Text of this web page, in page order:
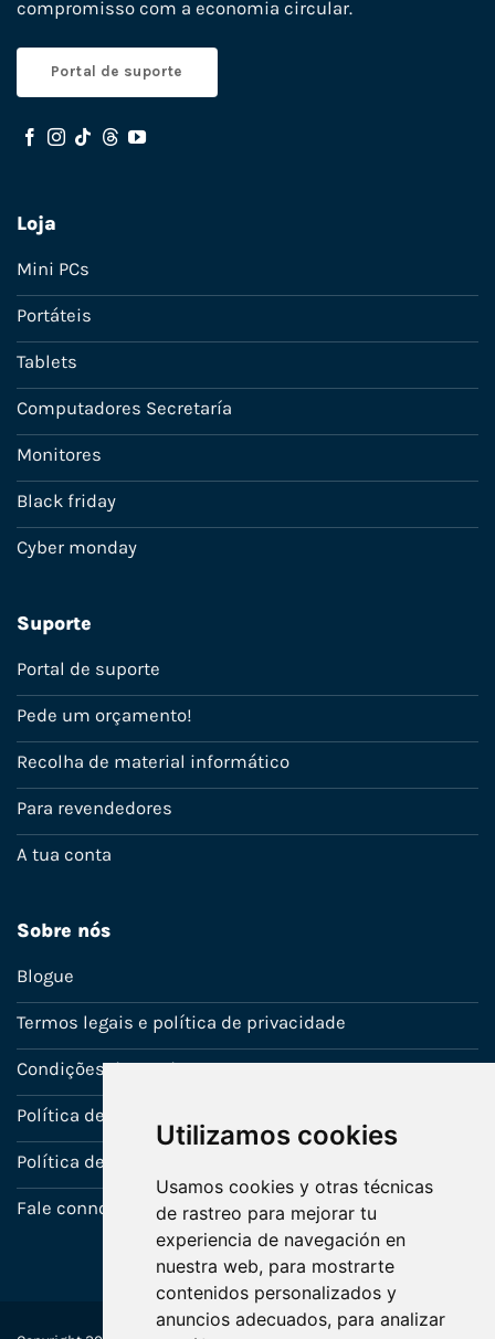
Utilizamos cookies
Usamos cookies y otras técnicas
de rastreo para mejorar tu
experiencia de navegación en
nuestra web, para mostrarte
contenidos personalizados y
anuncios adecuados, para analizar
compromisso com a economia circular.
Portal de suporte
Loja
Mini PCs
Portáteis
Tablets
Computadores Secretaría
Monitores
Black friday
Cyber monday
Suporte
Portal de suporte
Pede um orçamento!
Recolha de material informático
Para revendedores
A tua conta
Sobre nós
Blogue
Termos legais e política de privacidade
Condições de venda
Política de Garantia
Política de utilização de cookies
Fale connosco